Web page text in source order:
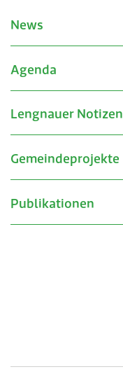
News
Agenda
Lengnauer Notizen
Gemeindeprojekte
Publikationen